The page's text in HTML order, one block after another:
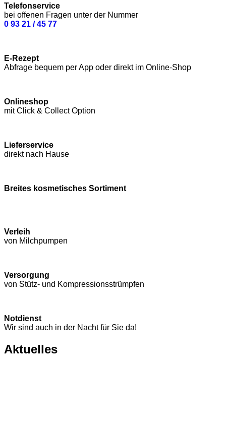
Telefonservice
bei offenen Fragen unter der Nummer
0 93 21 / 45 77
E-Rezept
Abfrage bequem per App oder direkt im Online-Shop
Onlineshop
mit Click & Collect Option
Lieferservice
direkt nach Hause
Breites kosmetisches Sortiment
Verleih
von Milchpumpen
Versorgung
von Stütz- und Kompressions­strümpfen
Notdienst
Wir sind auch in der Nacht für Sie da!
Aktuelles